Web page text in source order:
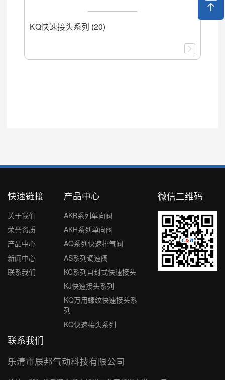
KQ快速接头系列 (20)
快速链接
关于我们
荣誉资质
产品中心
新闻中心
联系我们
产品中心
AKB系列单向阀
AKH系列单向阀
AQ系列快速排气阀
AS系列调速阀
KC系列自封式快速接头
KJ快速接头系列
KQ万用螺纹快速接头系
列
KQ快速接头系列
微信二维码
联系我们
乐清市辰邦气动科技有限公司